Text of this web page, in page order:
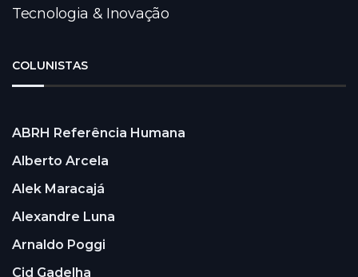
Tecnologia & Inovação
COLUNISTAS
ABRH Referência Humana
Alberto Arcela
Alek Maracajá
Alexandre Luna
Arnaldo Poggi
Cid Gadelha